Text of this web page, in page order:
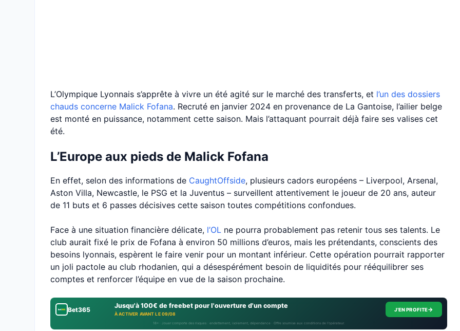
L’Olympique Lyonnais s’apprête à vivre un été agité sur le marché des transferts, et l’un des dossiers
chauds concerne Malick Fofana. Recruté en janvier 2024 en provenance de La Gantoise, l’ailier belge
est monté en puissance, notamment cette saison. Mais l’attaquant pourrait déjà faire ses valises cet
été.
L’Europe aux pieds de Malick Fofana
En effet, selon des informations de CaughtOffside, plusieurs cadors européens – Liverpool, Arsenal,
Aston Villa, Newcastle, le PSG et la Juventus – surveillent attentivement le joueur de 20 ans, auteur
de 11 buts et 6 passes décisives cette saison toutes compétitions confondues.
Face à une situation financière délicate, l’OL ne pourra probablement pas retenir tous ses talents. Le
club aurait fixé le prix de Fofana à environ 50 millions d’euros, mais les prétendants, conscients des
besoins lyonnais, espèrent le faire venir pour un montant inférieur. Cette opération pourrait rapporter
un joli pactole au club rhodanien, qui a désespérément besoin de liquidités pour rééquilibrer ses
comptes et renforcer l’équipe en vue de la saison prochaine.
Bet365 Jusqu'à 100€ de freebet pour l'ouverture d'un compte
À ACTIVER AVANT LE 09/08
J'EN PROFITE→
18+ · Jouer comporte des risques : endettement, isolement, dépendance · Offre soumise aux conditions de l’opérateur.